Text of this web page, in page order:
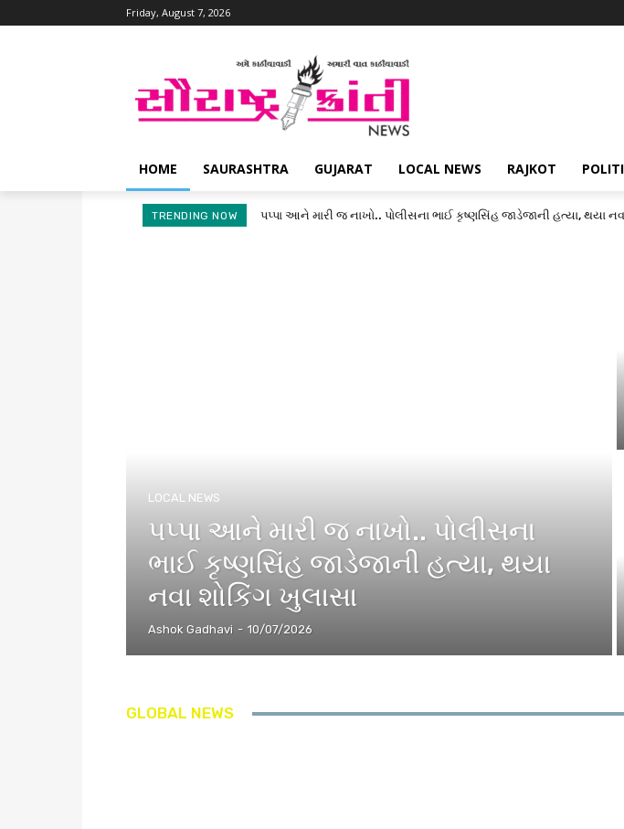
Friday, August 7, 2026
HOME SAURASHTRA GUJARAT LOCAL NEWS RAJKOT
TRENDING NOW પપ્પા આને મારી જ નાખો.. પોલીસના ભાઈ કૃષ્ણસિંહ જાડેજાની હત્યા, થયા
LOCAL NEWS
પપ્પા આને મારી જ નાખો.. પોલીસના
ભાઈ કૃષ્ણસિંહ જાડેજાની હત્યા, થયા
નવા શોકિંગ ખુલાસા
Ashok Gadhavi - 10/07/2026
GLOBAL NEWS